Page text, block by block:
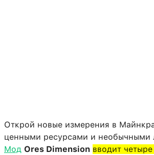
Открой новые измерения в
ценными ресурсами и необычными
Мод Ores Dimension вводит